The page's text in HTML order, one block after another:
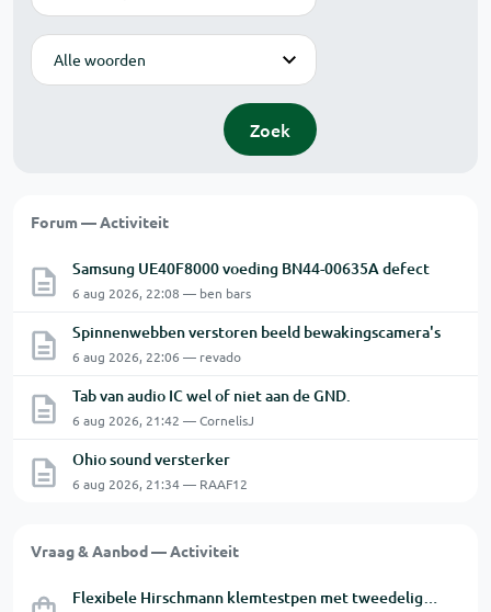
Modus
Zoek
Forum — Activiteit
Samsung UE40F8000 voeding BN44-00635A defect
6 aug 2026, 22:08 — ben bars
Spinnenwebben verstoren beeld bewakingscamera's
6 aug 2026, 22:06 — revado
Tab van audio IC wel of niet aan de GND.
6 aug 2026, 21:42 — CornelisJ
Ohio sound versterker
6 aug 2026, 21:34 — RAAF12
Vraag & Aanbod — Activiteit
Flexibele Hirschmann klemtestpen met tweedelige klem.